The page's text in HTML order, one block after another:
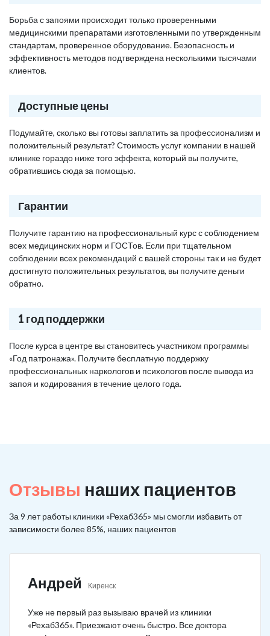
Борьба с запоями происходит только проверенными
медицинскими препаратами изготовленными по утвержденным
стандартам, проверенное оборудование. Безопасность и
эффективность методов подтверждена несколькими тысячами
клиентов.
Доступные цены
Подумайте, сколько вы готовы заплатить за профессионализм и
положительный результат? Стоимость услуг компании в нашей
клинике гораздо ниже того эффекта, который вы получите,
обратившись сюда за помощью.
Гарантии
Получите гарантию на профессиональный курс с соблюдением
всех медицинских норм и ГОСТов. Если при тщательном
соблюдении всех рекомендаций с вашей стороны так и не будет
достигнуто положительных результатов, вы получите деньги
обратно.
1 год поддержки
После курса в центре вы становитесь участником программы
«Год патронажа». Получите бесплатную поддержку
профессиональных наркологов и психологов после вывода из
запоя и кодирования в течение целого года.
Отзывы наших пациентов
За 9 лет работы клиники «Рехаб365» мы смогли избавить от
зависимости более 85%, наших пациентов
Андрей Киренск
Уже не первый раз вызываю врачей из клиники
«Рехаб365». Приезжают очень быстро. Все доктора